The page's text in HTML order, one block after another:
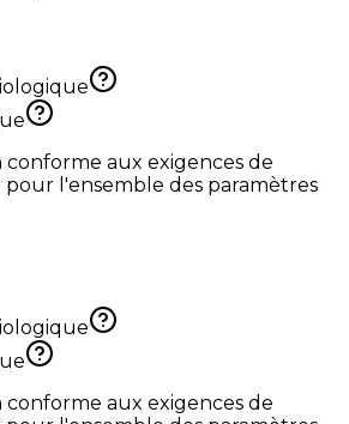
conforme aux exigences de
l'ensemble des paramètres
conforme aux exigences de